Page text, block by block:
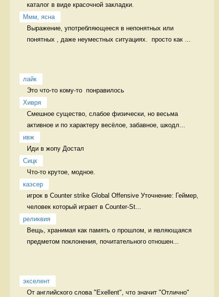
каталог в виде красочной закладки.
Ммм, ясна
Выражение, употребляющееся в непонятных или
понятных , даже неуместных ситуациях.  просто как ...
лайк
Это что-то кому-то  понравилось
Хивря
Смешное существо, слабое физически, но весьма
активное и по характеру весёлое, забавное, шкодл...
ивж
Иди в жопу Достал
Сицк
Что-то крутое, модное.
каэсер
игрок в Counter strike Global Offensive Уточнение: Геймер,
человек который играет в Counter-St...
реликвия
Вещь, хранимая как память о прошлом, и являющаяся
предметом поклонения, почитательного отношен...
экселент
От английского слова "Exellent", что значит "Отлично"